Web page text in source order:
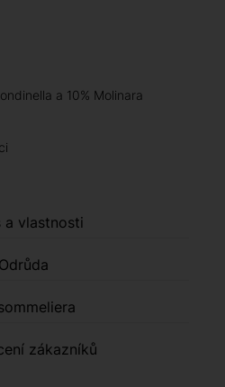
a 10% Molinara
a vlastnosti
Odrůda
zákazníků